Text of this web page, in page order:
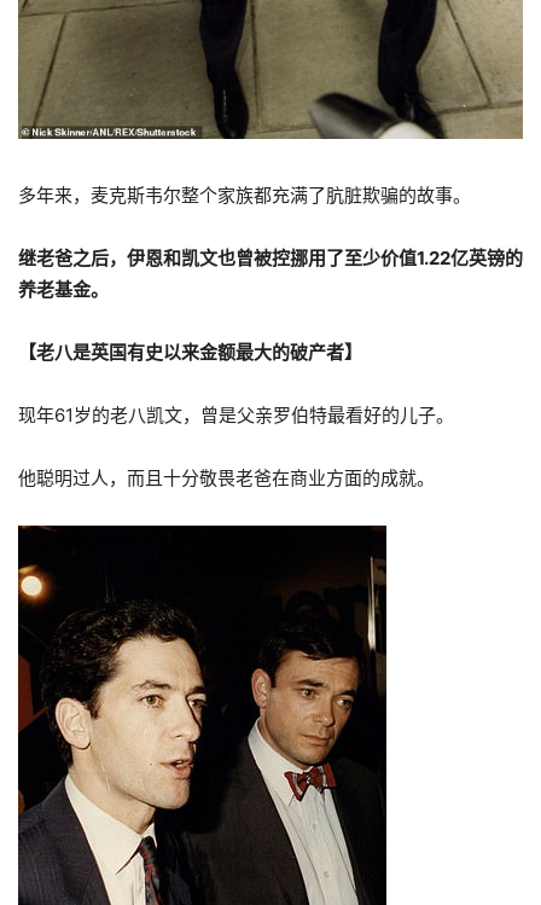
多年来，麦克斯韦尔整个家族都充满了肮脏欺骗的故事。
继老爸之后， 伊恩和凯文也曾被控挪用了至少价值1.22亿英镑的
养老基金。
【老八是英国有史以来金额最大的破产者】
现年61岁的老八凯文，曾是父亲罗伯特最看好的儿子。
他聪明过人，而且十分敬畏老爸在商业方面的成就。